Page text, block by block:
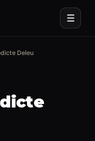
☰
Deleu